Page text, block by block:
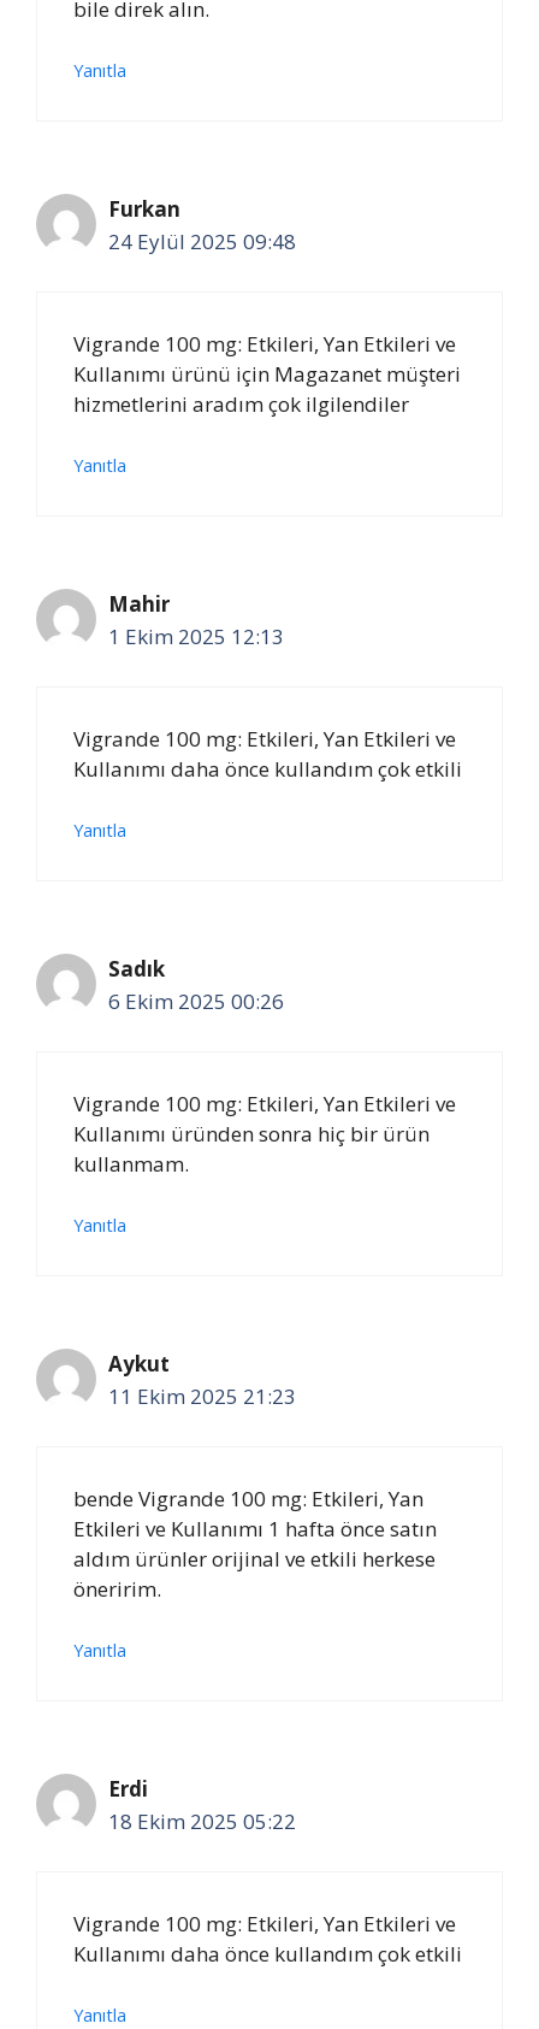
bile direk alın.
Yanıtla
Furkan
24 Eylül 2025 09:48
Vigrande 100 mg: Etkileri, Yan Etkileri ve
Kullanımı ürünü için Magazanet müşteri
hizmetlerini aradım çok ilgilendiler
Yanıtla
Mahir
1 Ekim 2025 12:13
Vigrande 100 mg: Etkileri, Yan Etkileri ve
Kullanımı daha önce kullandım çok etkili
Yanıtla
Sadık
6 Ekim 2025 00:26
Vigrande 100 mg: Etkileri, Yan Etkileri ve
Kullanımı üründen sonra hiç bir ürün
kullanmam.
Yanıtla
Aykut
11 Ekim 2025 21:23
bende Vigrande 100 mg: Etkileri, Yan
Etkileri ve Kullanımı 1 hafta önce satın
aldım ürünler orijinal ve etkili herkese
öneririm.
Yanıtla
Erdi
18 Ekim 2025 05:22
Vigrande 100 mg: Etkileri, Yan Etkileri ve
Kullanımı daha önce kullandım çok etkili
Yanıtla